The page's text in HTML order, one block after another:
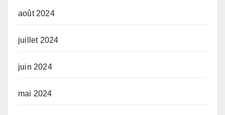
août 2024
juillet 2024
juin 2024
mai 2024